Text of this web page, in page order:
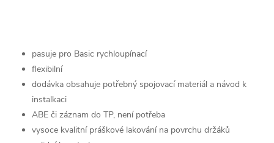
pasuje pro Basic rychloupínací
flexibilní
dodávka obsahuje potřebný spojovací materiál a návod k
instalkaci
ABE či záznam do TP, není potřeba
vysoce kvalitní práškové lakování na povrchu držáků